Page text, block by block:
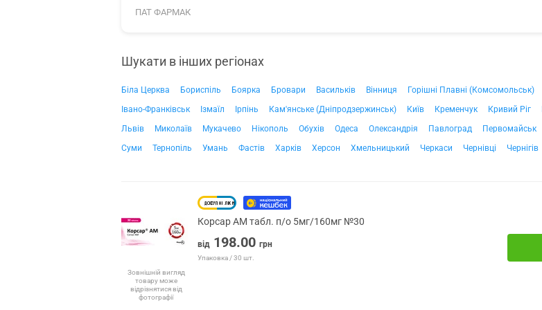
ПАТ ФАРМАК
Шукати в інших регіонах
Біла Церква Бориспіль Боярка Бровари Васильків Вінниця Горішні Плавні (Комсомольськ)
Івано-Франківськ
Ізмаїл Ірпінь Кам'янське (Дніпродзержинськ) Київ Кременчук Кривий Ріг
Львів
Миколаїв Мукачево Нікополь Обухів Одеса Олександрія Павлоград Первомайськ
Суми
Тернопіль Умань Фастів Харків Херсон Хмельницький Черкаси Чернівці Чернігів
Зовнішній вигляд
товару може
відрізнятися від
фотографії
Корсар АМ табл. п/о 5мг/160мг №30
від 198.00 грн
Упаковка / 30 шт.